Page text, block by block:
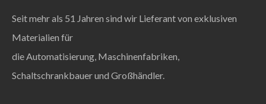
Seit mehr als 51 Jahren sind wir Lieferant von exklusiven
Materialien für
die Automatisierung, Maschinenfabriken,
Schaltschrankbauer und Großhändler.